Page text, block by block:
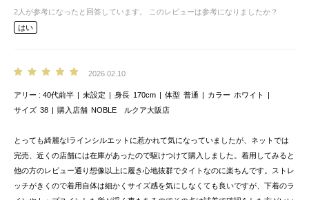
2 人が参考になったと回答しています。
このレビューは参考になりましたか？
はい
2026.02.10
アリー 40代前半 未設定 身長 170cm 体型 普通 カラー ホワイト
サイズ 38 購入店舗 NOBLE ルクア大阪店
とっても綺麗なIラインシルエットに惹かれて気になっていましたが、ネットでは
完売、近くの店舗には在庫があったので駆けつけて購入しました。着用してみると
他の方のレビュー通り想像以上に履き心地抜群でタイトなのに楽ちんです。ストレ
ッチがきくので着用自体は細かくサイズ感を気にしなくても良いですが、下着のラ